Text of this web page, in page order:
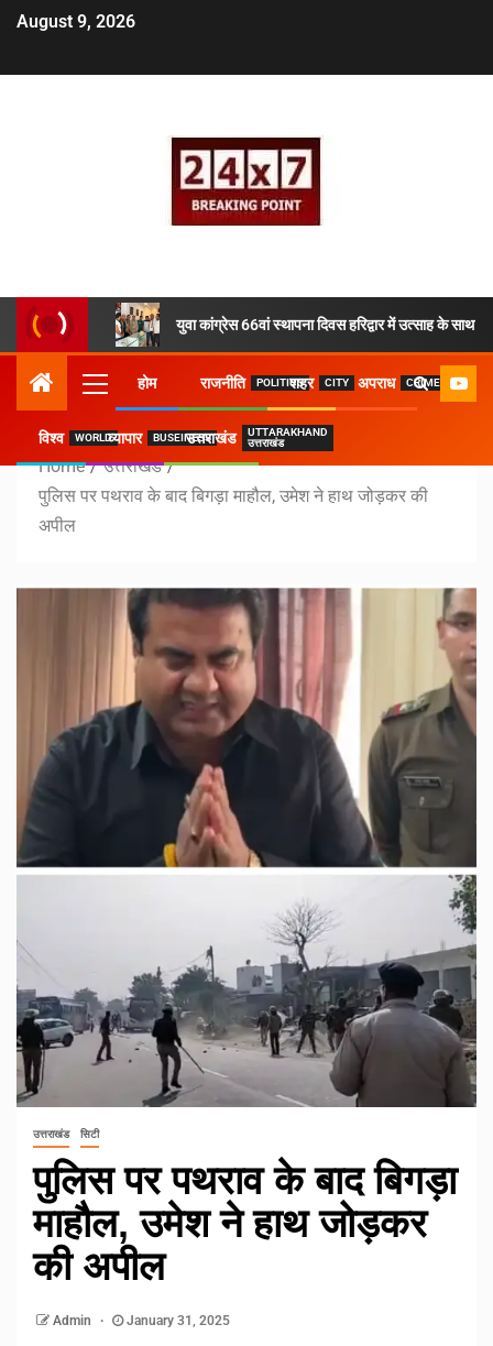
August 9, 2026
युवा कांग्रेस 66वां स्थापना दिवस हरिद्वार में उत्साह के साथ
होम राजनीति POLITICSशहर CITY अपराध CRIME
विश्व WORLDव्यापार BUSEINESSउत्तराखंड
UTTARAKHAND
उत्तराखंड
Home
उत्तराखंड
पुलिस पर पथराव के बाद बिगड़ा माहौल, उमेश ने हाथ जोड़कर की
अपील
उत्तराखंड सिटी
पुलिस पर पथराव के बाद बिगड़ा
माहौल, उमेश ने हाथ जोड़कर
की अपील
Admin January 31, 2025